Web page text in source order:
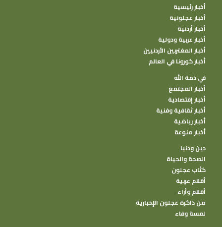
أخبار رئيسية
أخبار عجلونية
أخبار أردنية
أخبار عربية ودولية
أخبار المغتربين الأردنيين
أخبار كورونا في العالم
في ذمة الله
أخبار المجتمع
أخبار إقتصادية
أخبار ثقافية وفنية
أخبار رياضية
أخبار منوعة
دين ودنيا
الصحة والحياة
كتًاب عجلون
أقلام عربية
أقلام وأراء
من ذاكرة عجلون الإخبارية
لمسة وفاء